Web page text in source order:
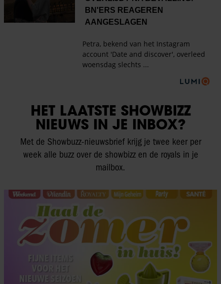
HET LAATSTE SHOWBIZZ
NIEUWS IN JE INBOX?
Met de Showbuzz-nieuwsbrief krijg je twee keer per
week alle buzz over de showbizz en de royals in je
mailbox.